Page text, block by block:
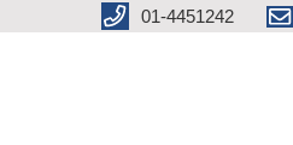
01-4451242